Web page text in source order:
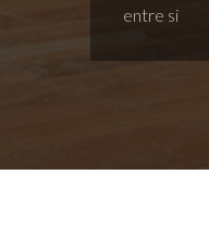
entre si